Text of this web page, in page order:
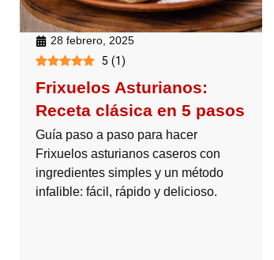
28 febrero, 2025
5 (1)
Frixuelos Asturianos:
Receta clásica en 5 pasos
Guía paso a paso para hacer
Frixuelos asturianos caseros con
ingredientes simples y un método
infalible: fácil, rápido y delicioso.